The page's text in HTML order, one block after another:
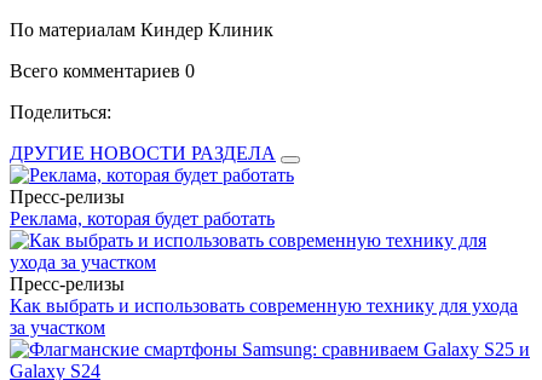
По материалам Киндер Клиник
Всего комментариев 0
Поделиться:
ДРУГИЕ НОВОСТИ РАЗДЕЛА
Пресс-релизы
Реклама, которая будет работать
Пресс-релизы
Как выбрать и использовать современную технику для ухода
за участком